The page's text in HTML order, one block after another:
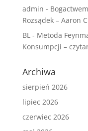
admin -
Rozsądek – Aaron
BL- Metoda
Konsumpcji –
Archiwa
sierpień 2026
lipiec 2026
czerwiec 2026